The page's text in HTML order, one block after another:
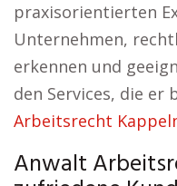
praxisorientierten
Unternehmen,
erkennen und
den Services, die er
Arbeitsrecht
Anwalt